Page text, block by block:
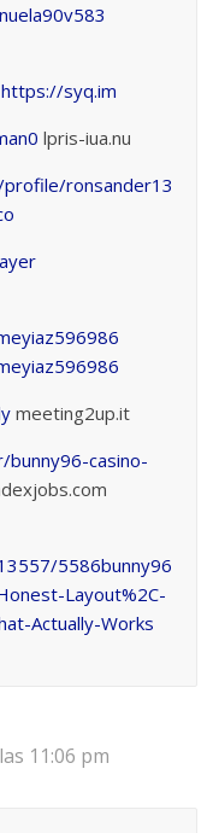
https://syq.im
lpris-iua.nu
ronsander13
meeting2up.it
casino-
5586bunny96
Layout%2C-
Actually-Works
11:06 pm